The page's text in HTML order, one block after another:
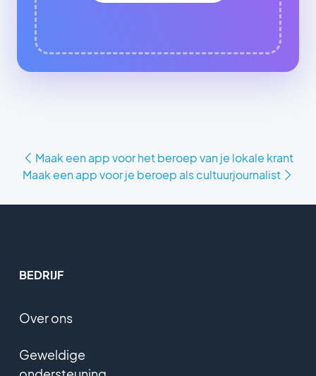
Maak een app voor het beroep van je lokale krant
Maak een app voor je beroep als cultuurjournalist
BEDRIJF
Over ons
Geweldige